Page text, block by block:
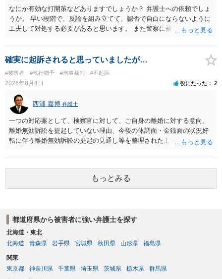
あること。 以上の通りですから、アルコール摂取だけでなく、「同意
しない意思を形成し、表明し若しくは全うすることが困難な状態」で
あることが必要です。
なにか有効な打開策などありますでしょうか？ 弁護士への依頼でしょ
うか。 早い段階で、反論を組み立てて、認否で自白にならないように
工夫して対処する必要があると思います。 また警察に被害届を出すと
告訴状を作って証拠をそろえて出すことでしょう。
確実に起訴されると思っていましたが…
#被害者 #執行猶予 #刑事裁判 #不起訴
2026年8月4日 役にたった 2
西浦 嘉博 弁護士
一つの対応案として、検察官に対して、ご自身の離婚に対する意向、
離婚無効訴訟を提起していない理由、今後の体調面・金銭面の状況好
転に伴う離婚無効訴訟の提起の見通し等を整理された上で、書面とし
検察官の処分判断の際、相談者さんの意向を示す証拠の一つとして位
置づけられる様に思われます。 より詳細についてお聞きになりたい場
合、最寄りの法律事務所での相談を検討ください
もっとみる
都道府県から被害者に強い弁護士を探す
北海道・東北
北海道
青森県 岩手県 宮城県 秋田県 山形県 福島県
関東
東京都
神奈川県 千葉県 埼玉県 茨城県 栃木県 群馬県